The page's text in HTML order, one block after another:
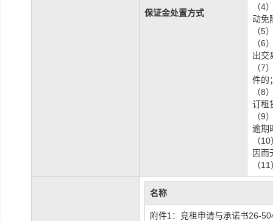
保证金处置方式
（4
动免
（5
（6
出交
（7
件的
（8
订租
（9
逾期
（10
因而
（11
名称
附件1：竞租申请与承诺书26-